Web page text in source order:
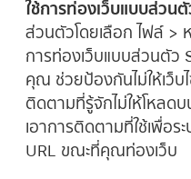
ใช้การท่องเว็บแบบส่วนตั
ส่วนตัวโดยเลือก ไฟล์ >
การท่องเว็บแบบส่วนตัว
คุณ ช่วยป้องกันไม่ให้เว็
ติดตามที่รู้จักไม่ให้โหลดบ
เอาการติดตามที่ใช้เพื่อ
URL ขณะที่คุณท่องเว็บ